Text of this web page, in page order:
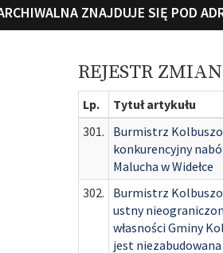
ZNAJDUJE SIĘ POD
REJESTR ZMIAN
Lp. Tytuł artykułu
301.
Burmistrz
konkurencyjny
Malucha w Widełce
302.
Burmistrz
ustny
własności Gminy
jest